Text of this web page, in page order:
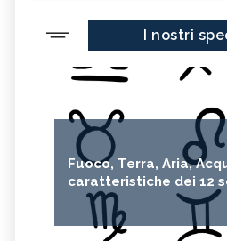
I nostri
Fuoco, Terra, Aria,
caratteristiche dei 12